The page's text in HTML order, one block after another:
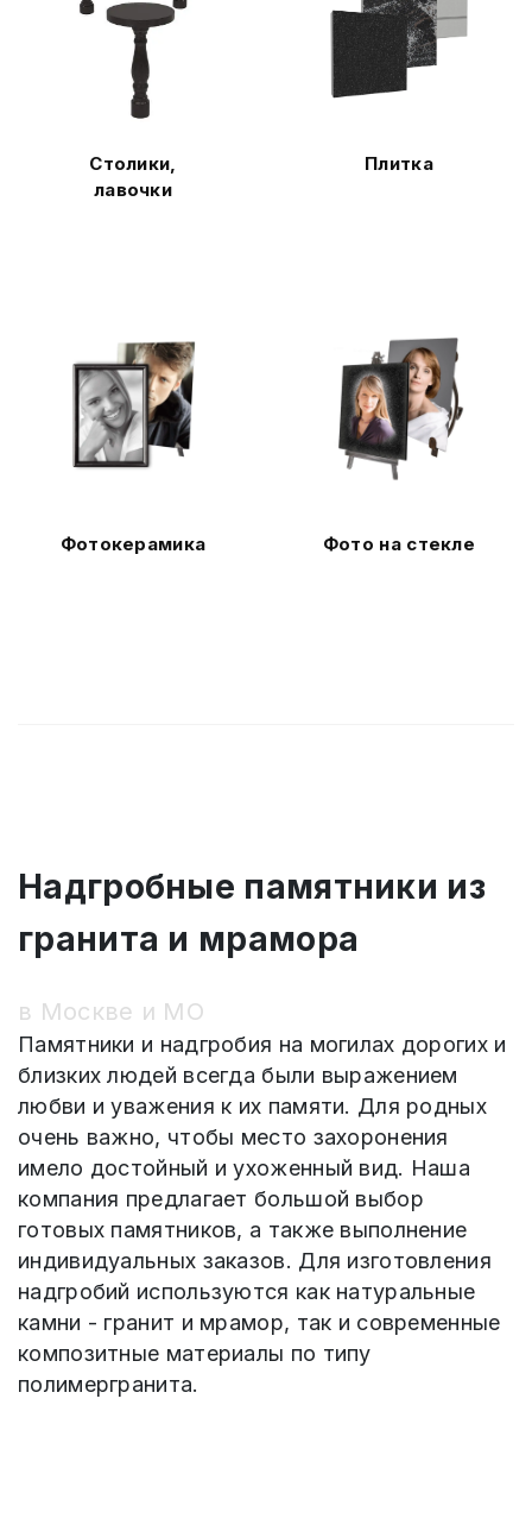
Столики,
лавочки
Плитка
Фотокерамика Фото на стекле
Надгробные памятники из
гранита и мрамора
в Москве и МО
Памятники и надгробия на могилах дорогих и
близких людей всегда были выражением
любви и уважения к их памяти. Для родных
очень важно, чтобы место захоронения
имело достойный и ухоженный вид. Наша
компания предлагает большой выбор
готовых памятников, а также выполнение
индивидуальных заказов. Для изготовления
надгробий используются как натуральные
камни - гранит и мрамор, так и современные
композитные материалы по типу
полимергранита.